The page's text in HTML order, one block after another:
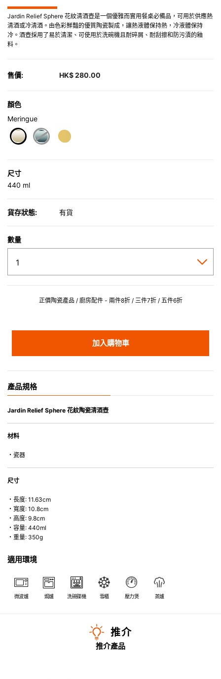
Jardin Relief Sphere 花紋清酒壺是一個優雅而實用餐桌必備品，可用於供應熱
清酒或冷清酒。由色彩鮮豔的優質陶瓷製成，讓熱液體保持熱，冷液體保持
冷。酒壺採用了易於清潔、可使用於洗碗機且耐碎屑、耐刮擦和防污漬的釉
料。
售價: HK$ 280.00
顏色
Meringue
尺寸
440 ml
貨存狀態: 有貨
數量
正價陶瓷產品 / 廚房配件 - 兩件8折 / 三件7折 / 五件6折
加入購物車
產品規格
Jardin Relief Sphere 花紋陶瓷清酒壺
材料
・瓷器
尺寸
・長度: 11.63cm
・寬度: 10.8cm
・高度: 9.8cm
・容量: 440ml
・重量: 350g
適用環境
微波爐 焗爐 洗碗碟機 雪櫃 壓力煲 蒸爐
推介
推介產品